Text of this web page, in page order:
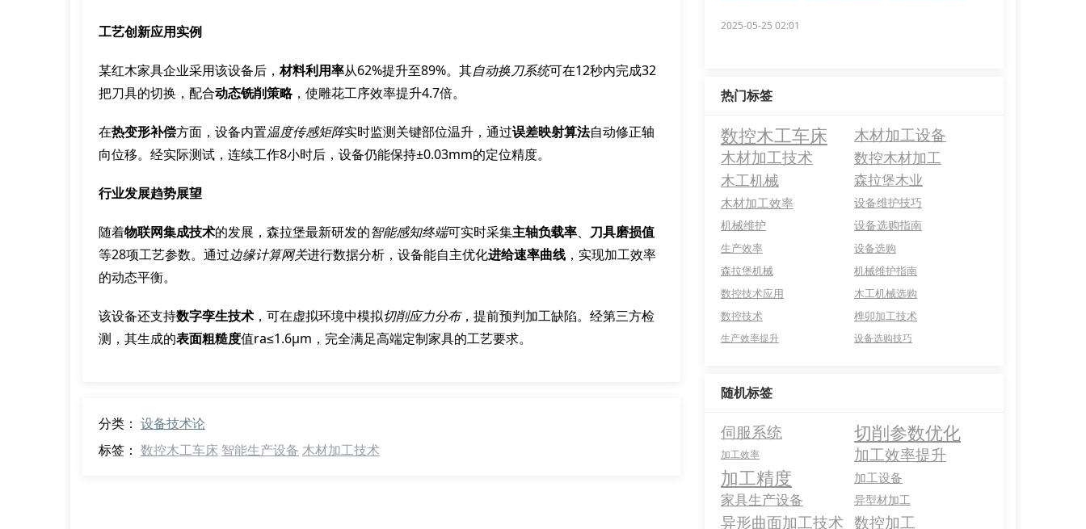
工艺创新应用实例
某红木家具企业采用该设备后，材料利用率从62%提升至89%。其自动换刀系统可在12秒内完成32
把刀具的切换，配合动态铣削策略，使雕花工序效率提升4.7倍。
在热变形补偿方面，设备内置温度传感矩阵实时监测关键部位温升，通过误差映射算法自动修正轴
向位移。经实际测试，连续工作8小时后，设备仍能保持±0.03mm的定位精度。
行业发展趋势展望
随着物联网集成技术的发展，森拉堡最新研发的智能感知终端可实时采集主轴负载率、 刀具磨损值
等28项工艺参数。通过边缘计算网关进行数据分析，设备能自主优化进给速率曲线 ，实现加工效率
的动态平衡。
该设备还支持数字孪生技术 ，可在虚拟环境中模拟切削应力分布，提前预判加工缺陷。经第三方检
测，其生成的表面粗糙度值ra≤1.6μm，完全满足高端定制家具的工艺要求。
分类： 设备技术论
标签： 数控木工车床 智能生产设备 木材加工技术
2025-05-25 02:01
热门标签
数控木工车床 木材加工设备
木材加工技术
数控木材加工
木工机械
森拉堡木业
木材加工效率
设备维护技巧
机械维护
设备选购指南
生产效率
设备选购
森拉堡机械
机械维护指南
数控技术应用
木工机械选购
数控技术
榫卯加工技术
生产效率提升 设备选购技巧
随机标签
伺服系统 切削参数优化
加工效率 加工效率提升
加工精度 加工设备
家具生产设备 异型材加工
异形曲面加工技术 数控加工